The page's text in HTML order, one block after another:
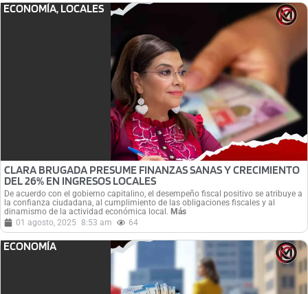
ECONOMÍA, LOCALES
CLARA BRUGADA PRESUME FINANZAS SANAS Y CRECIMIENTO
DEL 26% EN INGRESOS LOCALES
De acuerdo con el gobierno capitalino, el desempeño fiscal positivo se atribuye a
la confianza ciudadana, al cumplimiento de las obligaciones fiscales y al
dinamismo de la actividad económica local. Más
01 agosto, 2025 8:53 am 64
ECONOMÍA